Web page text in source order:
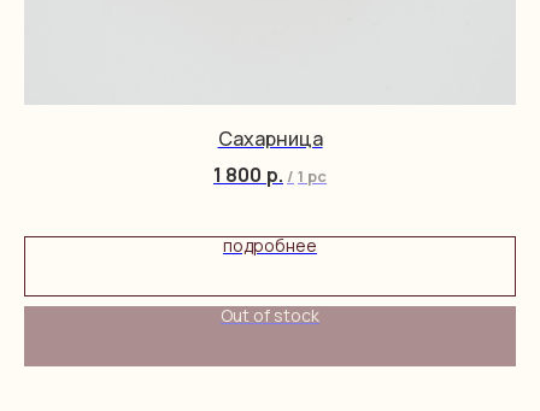
Сахарница
1 800 р. / 1 pc
подробнее
Out of stock